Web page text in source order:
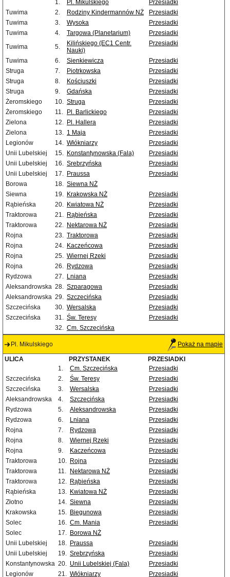
1.
Pl. Mikulskiego
Przesiadki
Tuwima
2. Rodziny Kindermannów NŻ
Przesiadki
Tuwima
3. Wysoka
Przesiadki
Tuwima
4. Targowa (Planetarium)
Przesiadki
Tuwima
5.
Kilińskiego (EC1 Centr.
Nauki)
Przesiadki
Tuwima 6. Sienkiewicza
Przesiadki
Struga
7. Piotrkowska
Przesiadki
Struga
8. Kościuszki
Przesiadki
Struga
9. Gdańska
Przesiadki
Żeromskiego
10. Struga
Przesiadki
Żeromskiego
11. Pl. Barlickiego
Przesiadki
Zielona
12. Pl. Hallera
Przesiadki
Zielona
13. 1 Maja
Przesiadki
Legionów
14. Włókniarzy
Przesiadki
Unii Lubelskiej
15. Konstantynowska (Fala)
Przesiadki
Unii Lubelskiej
16. Srebrzyńska
Przesiadki
Unii Lubelskiej
17. Praussa
Przesiadki
Borowa
18. Siewna NŻ
Siewna
19. Krakowska NŻ
Przesiadki
Rąbieńska
20. Kwiatowa NŻ
Przesiadki
Traktorowa
21. Rąbieńska
Przesiadki
Traktorowa
22. Nektarowa NŻ
Przesiadki
Rojna
23. Traktorowa
Przesiadki
Rojna
24. Kaczeńcowa
Przesiadki
Rojna
25. Wiernej Rzeki
Przesiadki
Rojna
26. Rydzowa
Przesiadki
Rydzowa
27. Lniana
Przesiadki
Aleksandrowska 28. Szparagowa
Przesiadki
Aleksandrowska 29. Szczecińska
Przesiadki
Szczecińska
30. Wersalska
Przesiadki
Szczecińska
31. Św. Teresy
Przesiadki
32. Cm. Szczecińska
Pl. Mikulskiego Pokaż na mapie
ULICA PRZYSTANEK
PRZESIADKI
1.
Cm. Szczecińska
Przesiadki
Szczecińska
2. Św. Teresy
Przesiadki
Szczecińska
3. Wersalska
Przesiadki
Aleksandrowska
4. Szczecińska
Przesiadki
Rydzowa
5. Aleksandrowska
Przesiadki
Rydzowa
6. Lniana
Przesiadki
Rojna
7. Rydzowa
Przesiadki
Rojna
8. Wiernej Rzeki
Przesiadki
Rojna
9. Kaczeńcowa
Przesiadki
Traktorowa
10. Rojna
Przesiadki
Traktorowa
11. Nektarowa NŻ
Przesiadki
Traktorowa
12. Rąbieńska
Przesiadki
Rąbieńska
13. Kwiatowa NŻ
Przesiadki
Złotno
14. Siewna
Przesiadki
Krakowska
15. Biegunowa
Przesiadki
Solec
16. Cm. Mania
Przesiadki
Solec
17. Borowa NŻ
Unii Lubelskiej
18. Praussa
Przesiadki
Unii Lubelskiej
19. Srebrzyńska
Przesiadki
Konstantynowska 20. Unii Lubelskiej (Fala)
Przesiadki
Legionów
21. Włókniarzy Przesiadki